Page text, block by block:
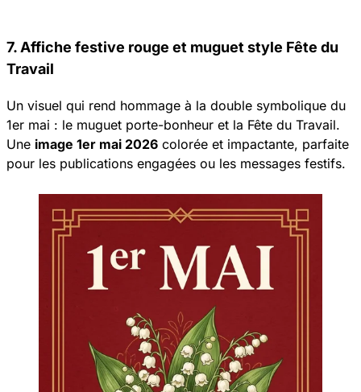
7. Affiche festive rouge et muguet style Fête du
Travail
Un visuel qui rend hommage à la double symbolique du
1er mai : le muguet porte-bonheur et la Fête du Travail.
Une image 1er mai 2026 colorée et impactante, parfaite
pour les publications engagées ou les messages festifs.